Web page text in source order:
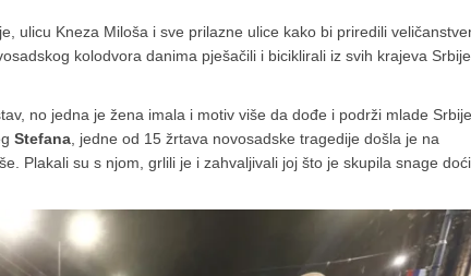
ulicu Kneza Miloša i sve prilazne ulice kako bi priredili
kolodvora danima pješačili i biciklirali iz svih krajeva Srbije
no jedna je žena imala i motiv više da dođe i podrži mlade
Stefana , jedne od 15 žrtava novosadske tragedije došla je na
Plakali su s njom, grlili je i zahvaljivali joj što je skupila snage